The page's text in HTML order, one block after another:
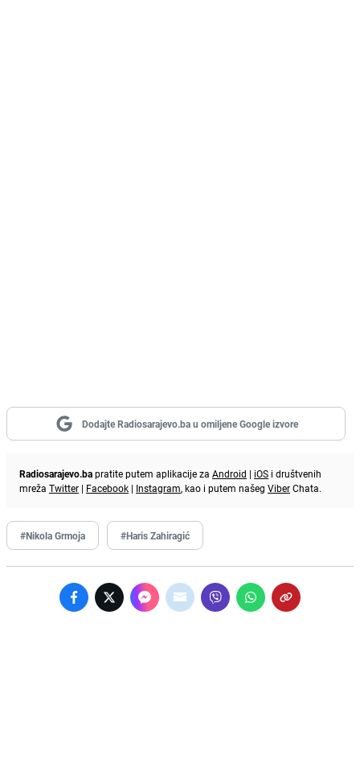
Dodajte Radiosarajevo.ba u omiljene Google izvore
Radiosarajevo.bapratite putem aplikacije za Android | iOS i društvenih
mreža Twitter | Facebook | Instagram, kao i putem našeg ViberChata.
#Nikola Grmoja #Haris Zahiragić